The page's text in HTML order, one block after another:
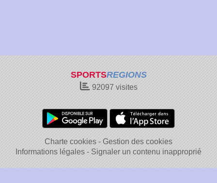
SPORTSREGIONS
92097 visites
Charte cookies
Gestion des cookies
Informations légales
Signaler un contenu inapproprié